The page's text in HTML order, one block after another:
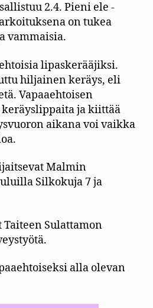
2.4. Pieni ele -
on tukea
vammaisia.
lipaskerääjiksi.
hiljainen keräys, eli
Vapaaehtoisen
ja kiittää
aikana voi vaikka
Malmin
Silkokuja 7 ja
Taiteen Sulattamon
alla olevan